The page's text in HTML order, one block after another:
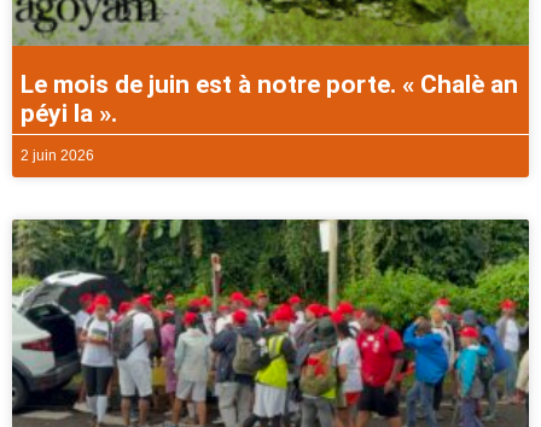
Le mois de juin est à notre porte. « Chalè an
péyi la ».
2 juin 2026